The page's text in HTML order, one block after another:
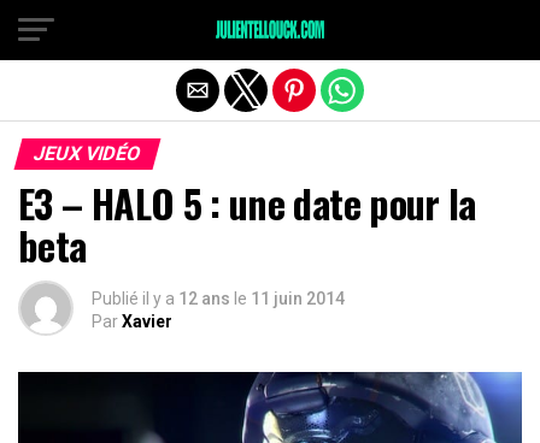
JEUX VIDÉO
E3 – HALO 5 : une date pour la
beta
Publié il y a 12 ans le 11 juin 2014
ParXavier